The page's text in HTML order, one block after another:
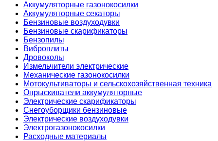
Аккумуляторные газонокосилки
Аккумуляторные секаторы
Бензиновые воздуходувки
Бензиновые скарификаторы
Бензопилы
Виброплиты
Дровоколы
Измельчители электрические
Механические газонокосилки
Мотокультиваторы и сельскохозяйственная техника
Опрыскиватели аккумуляторные
Электрические скарификаторы
Снегоуборщики бензиновые
Электрические воздуходувки
Электрогазонокосилки
Расходные материалы